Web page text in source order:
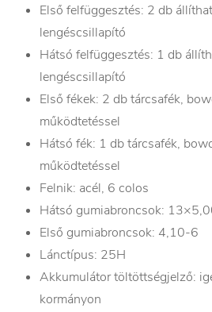
Első felfüggesztés: 2 db
lengéscsillapító
Hátsó felfüggesztés: 1 db
lengéscsillapító
Első fékek: 2 db tárcsafék,
működtetéssel
Hátsó fék: 1 db tárcsafék,
működtetéssel
Felnik: acél, 6 colos
Hátsó gumiabroncsok:
Első gumiabroncsok: 4,10-6
Lánctípus: 25H
Akkumulátor töltöttségjelző:
kormányon